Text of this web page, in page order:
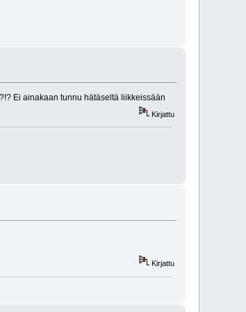
Ei ainakaan tunnu hätäseltä liikkeissään
Kirjattu
Kirjattu